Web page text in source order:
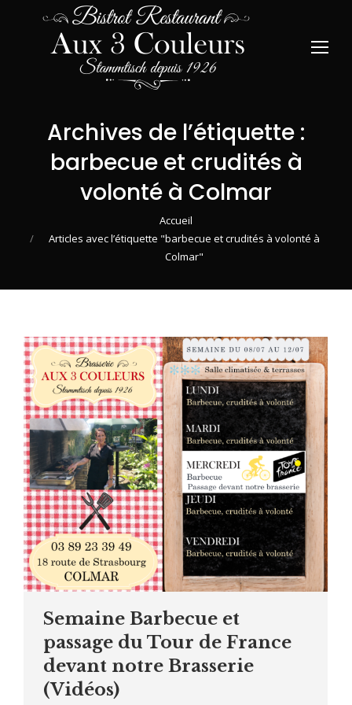
Archives de l’étiquette :
barbecue et crudités à
volonté à Colmar
Accueil
Articles avec l’étiquette "barbecue et crudités à volonté à
Colmar"
Semaine Barbecue et
passage du Tour de France
devant notre Brasserie
(Vidéos)